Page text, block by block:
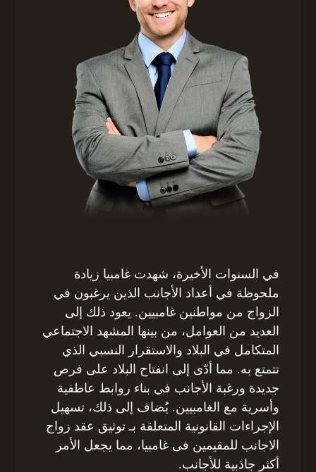
في السنوات الأخيرة، شهدت غامبيا زيادة
ملحوظة في أعداد الأجانب الذين يرغبون في
الزواج من مواطنين غامبيين. يعود ذلك إلى
العديد من العوامل، من بينها المشهد الاجتماعي
المتكامل في البلاد والاستقرار النسبي الذي
تتمتع به. مما أدّى إلى انفتاح البلاد على فرص
جديدة ورغبة الأجانب في بناء روابط عاطفية
وأسرية مع الغامبيين. يُضاف إلى ذلك، تسهيل
الإجراءات القانونية المتعلقة بـ توثيق عقد زواج
الاجانب للمقيمين فى غامبيا، مما يجعل الأمر
أكثر جاذبية للأجانب.